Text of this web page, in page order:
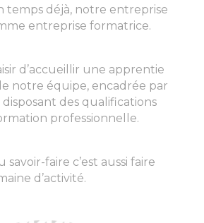
temps déjà, notre entreprise
entreprise formatrice.
d’accueillir une apprentie
notre équipe, encadrée par
des qualifications
professionnelle.
savoir-faire c’est aussi faire
d’activité.